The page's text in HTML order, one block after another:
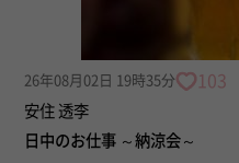
26年08月02日 19時35分 103
安住 透李
日中のお仕事 ～納涼会～